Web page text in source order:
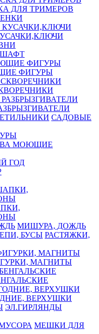
ДЛЯ ТРИМЕРОВ
ФИГУРЫ
САДОВЫЕ
МОЮЩИЕ
ГОД
МИШУРА, ДОЖДЬ
РАСТЯЖКИ,
МАГНИТЫ
ВЕРХУШКИ
ЭЛ.ГИРЛЯНДЫ
МЕШКИ ДЛЯ